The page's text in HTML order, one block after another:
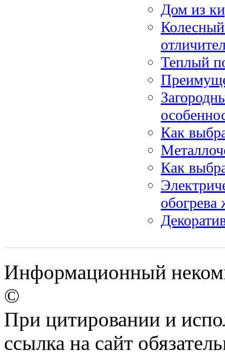
Дом из
Теплый
Как
Как
Информационный
©
При цитировании и
ссылка на сайт